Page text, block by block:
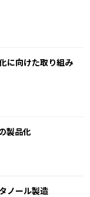
に向けた取り組み
製品化
ノール製造